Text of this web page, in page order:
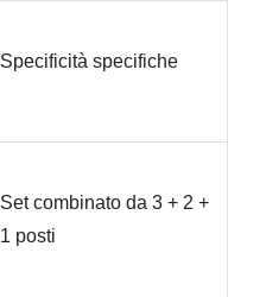
Specificità specifiche
Set combinato da 3 + 2 +
1 posti